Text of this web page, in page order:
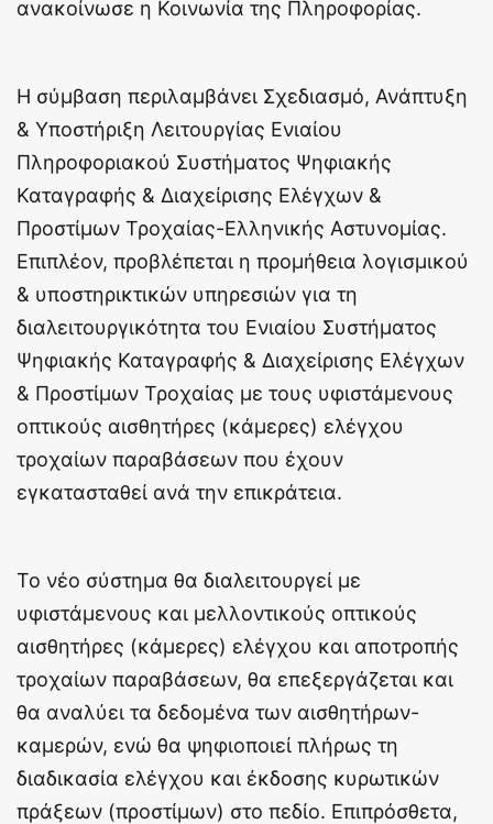
ανακοίνωσε η Κοινωνία της Πληροφορίας.
Η σύμβαση περιλαμβάνει Σχεδιασμό, Ανάπτυξη
& Υποστήριξη Λειτουργίας Ενιαίου
Πληροφοριακού Συστήματος Ψηφιακής
Καταγραφής & Διαχείρισης Ελέγχων &
Προστίμων Τροχαίας-Ελληνικής Αστυνομίας.
Επιπλέον, προβλέπεται η προμήθεια λογισμικού
& υποστηρικτικών υπηρεσιών για τη
διαλειτουργικότητα του Ενιαίου Συστήματος
Ψηφιακής Καταγραφής & Διαχείρισης Ελέγχων
& Προστίμων Τροχαίας με τους υφιστάμενους
οπτικούς αισθητήρες (κάμερες) ελέγχου
τροχαίων παραβάσεων που έχουν
εγκατασταθεί ανά την επικράτεια.
Το νέο σύστημα θα διαλειτουργεί με
υφιστάμενους και μελλοντικούς οπτικούς
αισθητήρες (κάμερες) ελέγχου και αποτροπής
τροχαίων παραβάσεων, θα επεξεργάζεται και
θα αναλύει τα δεδομένα των αισθητήρων-
καμερών, ενώ θα ψηφιοποιεί πλήρως τη
διαδικασία ελέγχου και έκδοσης κυρωτικών
πράξεων (προστίμων) στο πεδίο. Επιπρόσθετα,